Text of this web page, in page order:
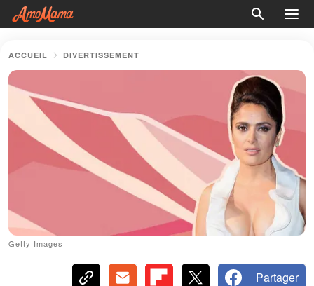
ACCUEIL DIVERTISSEMENT
Getty Images
Partager